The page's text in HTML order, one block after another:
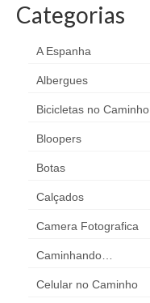
Categorias
A Espanha
Albergues
Bicicletas no Caminho
Bloopers
Botas
Calçados
Camera Fotografica
Caminhando…
Celular no Caminho